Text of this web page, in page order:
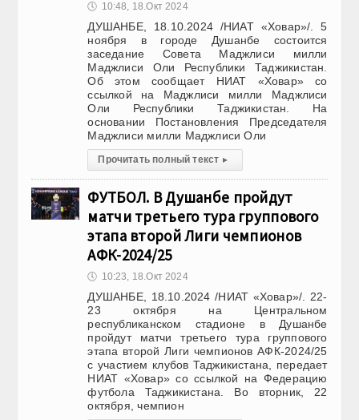
🕔 10:48, 18.Окт 2024
ДУШАНБЕ, 18.10.2024 /НИАТ «Ховар»/. 5
ноября в городе Душанбе состоится
заседание Совета Маджлиси милли
Маджлиси Оли Республики Таджикистан.
Об этом сообщает НИАТ «Ховар» со
ссылкой на Маджлиси милли Маджлиси
Оли Республики Таджикистан. На
основании Постановления Председателя
Маджлиси милли Маджлиси Оли
Прочитать полный текст ▸
ФУТБОЛ. В Душанбе пройдут
матчи третьего тура группового
этапа второй Лиги чемпионов
АФК-2024/25
🕔 10:23, 18.Окт 2024
ДУШАНБЕ, 18.10.2024 /НИАТ «Ховар»/. 22-
23 октября на Центральном
республиканском стадионе в Душанбе
пройдут матчи третьего тура группового
этапа второй Лиги чемпионов АФК-2024/25
с участием клубов Таджикистана, передает
НИАТ «Ховар» со ссылкой на Федерацию
футбола Таджикистана. Во вторник, 22
октября, чемпион